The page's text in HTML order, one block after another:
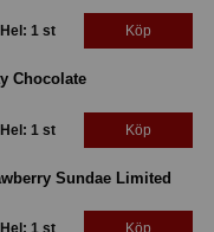
Hel: 1 st Köp
Chocolate
Hel: 1 st Köp
Sundae Limited
Hel: 1 st Köp